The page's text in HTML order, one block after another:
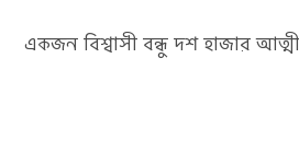
একজন বিশ্বাসী বন্ধু দশ হাজার